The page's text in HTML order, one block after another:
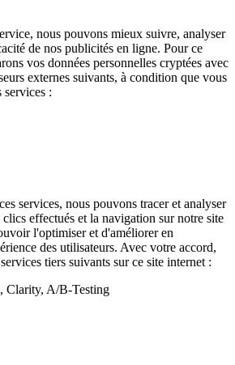
nous pouvons mieux suivre, analyser
de nos publicités en ligne. Pour ce
vos données personnelles cryptées avec
externes suivants, à condition que vous
services :
services, nous pouvons tracer et analyser
effectués et la navigation sur notre site
l'optimiser et d'améliorer en
des utilisateurs. Avec votre accord,
tiers suivants sur ce site internet :
Clarity, A/B-Testing